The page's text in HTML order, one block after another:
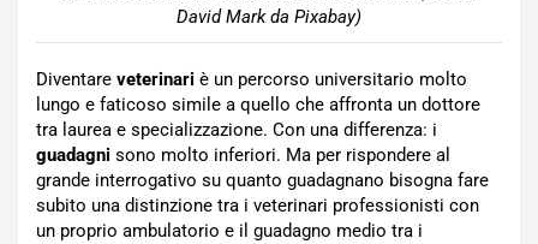
David Mark da Pixabay)
Diventare veterinari è un percorso universitario molto
lungo e faticoso simile a quello che affronta un dottore
tra laurea e specializzazione. Con una differenza: i
guadagni sono molto inferiori. Ma per rispondere al
grande interrogativo su quanto guadagnano bisogna fare
subito una distinzione tra i veterinari professionisti con
un proprio ambulatorio e il guadagno medio tra i